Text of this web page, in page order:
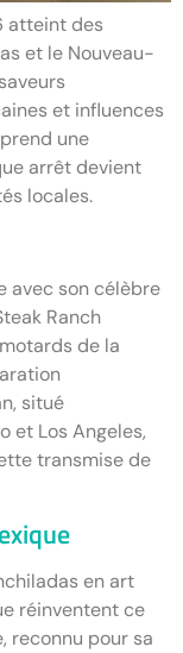
atteint des
et le Nouveau-
et influences
une
arrêt devient
locales.
avec son célèbre
Ranch
de la
situé
et Los Angeles,
transmise de
en art
réinventent ce
reconnu pour sa